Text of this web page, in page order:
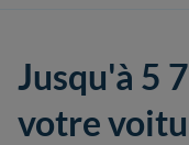
Jusqu'à 5
votre